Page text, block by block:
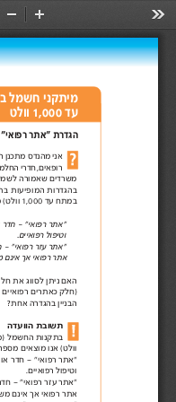
Zoom
Out
In
אני מהנדס מתכנן
רופאים, חדרי
משרדים שאמורה לשמש את ההנהלה של המרכז הרפואי.
בהגדרות המופיעות
במתח עד 1,000 וולט( מצאתי את שתי ההגדרות הבאות:
"אתר רפואי" - חדר או מערך חדרים המיועדים לבדיקה, איבחון, אישפוז,
וטיפול רפואיים.
"אתר עזר רפואי" -
אתר רפואי אך אינם משמשים לבדיקות ולטיפולים רפואיים.
האם ניתן לסווג את
)חלק כאתרים רפואיים
הבניין בהגדרה אחת?
תשובת הוועדה
בתקנות החשמל
וולט( אנו מוצאים מספר הגדרות המתייחסות לשאלתך:
"אתר רפואי" - חדר או מערך חדרים המיועדים לבדיקה, איבחון, אישפוז,
וטיפול רפואיים.
"אתר עזר רפואי" -
אתר רפואי אך אינם משמשים לבדיקות ולטיפולים רפואיים.
מיתקני חשמל באתרים רפואיים במתח
עד 1,000 וולט
הגדרת "אתר רפואי" במבנה